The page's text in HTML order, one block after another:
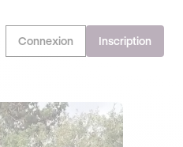
OFFRE EXCLUSIVE
Connexion Inscription